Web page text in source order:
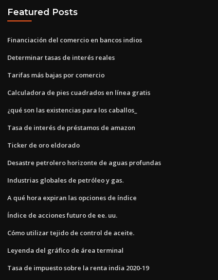
Featured Posts
Financiación del comercio en bancos indios
Determinar tasas de interés reales
Tarifas más bajas por comercio
Calculadora de pies cuadrados en línea gratis
¿qué son las existencias para los caballos_
Tasa de interés de préstamos de amazon
Ticker de oro eldorado
Desastre petrolero horizonte de aguas profundas
Industrias globales de petróleo y gas.
A qué hora expiran las opciones de índice
Índice de acciones futuro de ee. uu.
Cómo utilizar tejido de control de aceite.
Leyenda del gráfico de área terminal
Tasa de impuesto sobre la renta india 2020-19